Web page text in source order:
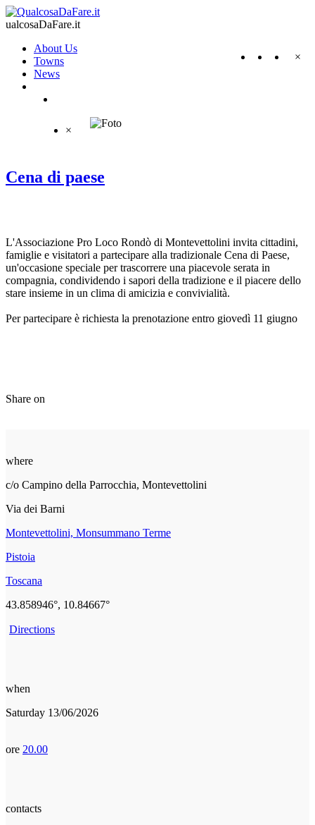
ualcosaDaFare.it
×
About Us
Towns
News
×
Cena di paese
L'Associazione Pro Loco Rondò di Montevettolini invita cittadini,
famiglie e visitatori a partecipare alla tradizionale Cena di Paese,
un'occasione speciale per trascorrere una piacevole serata in
compagnia, condividendo i sapori della tradizione e il piacere dello
stare insieme in un clima di amicizia e convivialità.
Per partecipare è richiesta la prenotazione entro giovedì 11 giugno
Share on
where
c/o Campino della Parrocchia, Montevettolini
Via dei Barni
Montevettolini, Monsummano Terme
Pistoia
Toscana
43.858946°, 10.84667°
Directions
when
Saturday 13/06/2026
ore 20.00
contacts